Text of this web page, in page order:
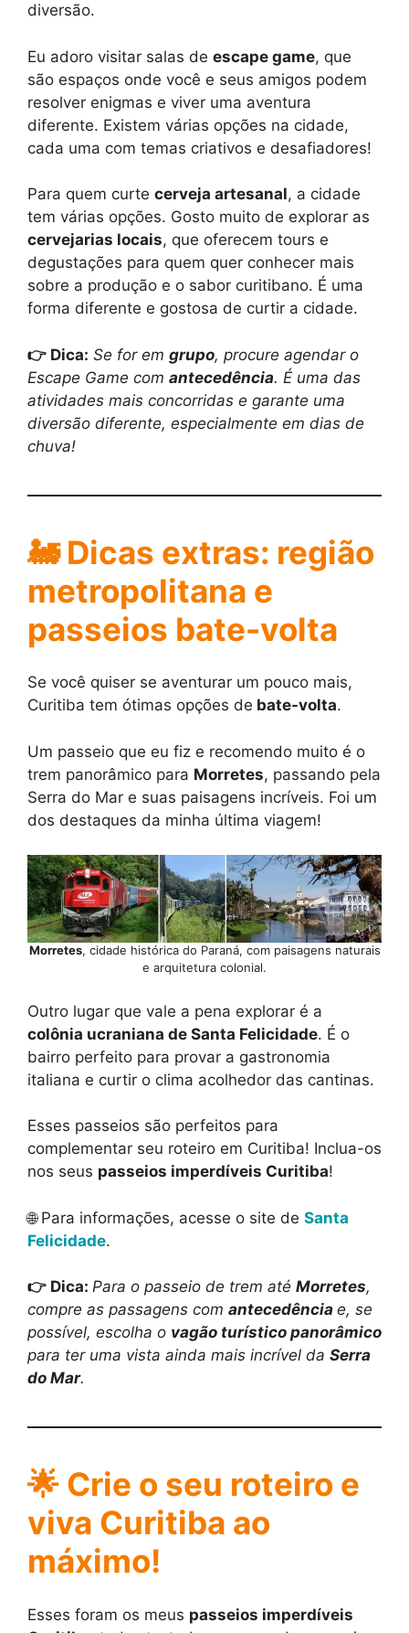
diversão.
Eu adoro visitar salas de escape game, que
são espaços onde você e seus amigos podem
resolver enigmas e viver uma aventura
diferente. Existem várias opções na cidade,
cada uma com temas criativos e desafiadores!
Para quem curte cerveja artesanal, a cidade
tem várias opções. Gosto muito de explorar as
cervejarias locais, que oferecem tours e
degustações para quem quer conhecer mais
sobre a produção e o sabor curitibano. É uma
forma diferente e gostosa de curtir a cidade.
👉 Dica: Se for em grupo, procure agendar o
Escape Game com antecedência. É uma das
atividades mais concorridas e garante uma
diversão diferente, especialmente em dias de
chuva!
🚂 Dicas extras: região
metropolitana e
passeios bate-volta
Se você quiser se aventurar um pouco mais,
Curitiba tem ótimas opções de bate-volta.
Um passeio que eu fiz e recomendo muito é o
trem panorâmico para Morretes, passando pela
Serra do Mar e suas paisagens incríveis. Foi um
dos destaques da minha última viagem!
Morretes, cidade histórica do Paraná, com paisagens naturais
e arquitetura colonial.
Outro lugar que vale a pena explorar é a
colônia ucraniana de Santa Felicidade. É o
bairro perfeito para provar a gastronomia
italiana e curtir o clima acolhedor das cantinas.
Esses passeios são perfeitos para
complementar seu roteiro em Curitiba! Inclua-os
nos seus passeios imperdíveis Curitiba!
🌐 Para informações, acesse o site de Santa
Felicidade.
👉 Dica: Para o passeio de trem até Morretes,
compre as passagens com antecedência e, se
possível, escolha o vagão turístico panorâmico
para ter uma vista ainda mais incrível da Serra
do Mar.
🌟 Crie o seu roteiro e
viva Curitiba ao
máximo!
Esses foram os meus passeios imperdíveis